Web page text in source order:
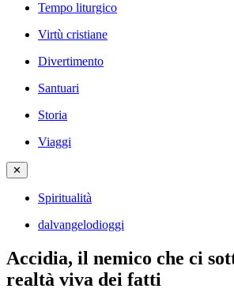
Tempo liturgico
Virtù cristiane
Divertimento
Santuari
Storia
Viaggi
✕
Spiritualità
dalvangelodioggi
Accidia, il nemico che ci
realtà viva dei fatti